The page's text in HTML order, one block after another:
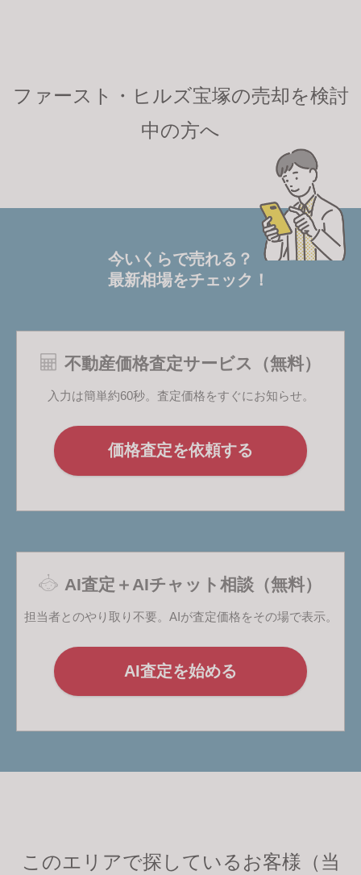
ファースト・ヒルズ宝塚の売却を検討
中の方へ
今いくらで売れる？
最新相場をチェック！
不動産価格査定サービス（無料）
入力は簡単約60秒。査定価格をすぐにお知らせ。
価格査定を依頼する
AI査定＋AIチャット相談（無料）
担当者とのやり取り不要。AIが査定価格をその場で表示。
AI査定を始める
このエリアで探しているお客様（当